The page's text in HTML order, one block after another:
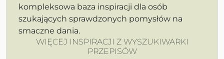
kompleksowa baza inspiracji dla osób
szukających sprawdzonych pomysłów na
smaczne dania.
WIĘCEJ INSPIRACJI Z WYSZUKIWARKI
PRZEPISÓW